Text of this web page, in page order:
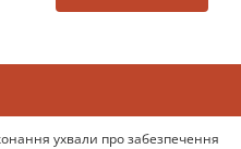
ухвали про забезпечення